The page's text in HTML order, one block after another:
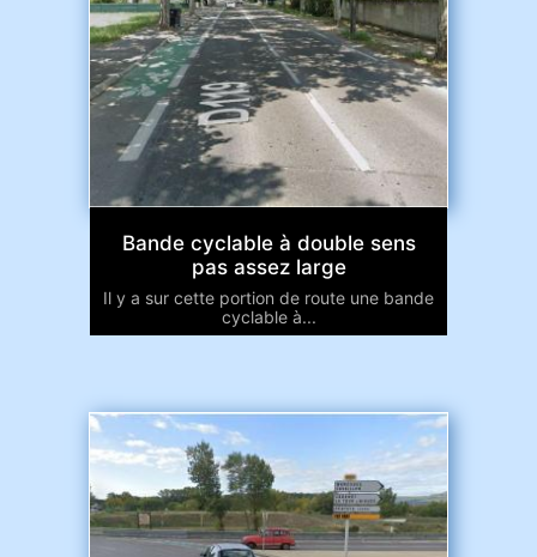
Bande cyclable à double sens
pas assez large
Il y a sur cette portion de route une bande
cyclable à...